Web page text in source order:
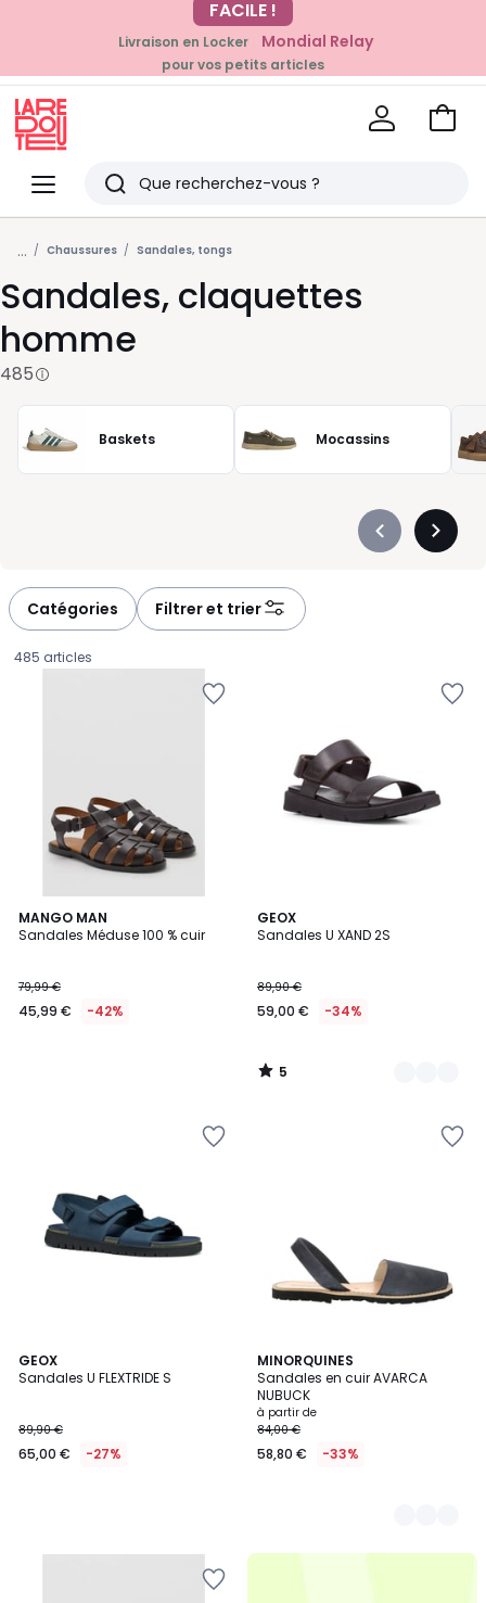
EN CE MOMENT
-20% dès 39€*
Livraison en Locker Mondial Relay
pour vos petits articles
Menu
Redoute
Rechercher
Derniers
articles
vus
Voir
... Chaussures Sandales, tongs
Sandales, claquettes
homme
485
Baskets Mocassins
Précédent
Catégories Filtrer et trier
485 articles
MANGO MAN
Sandales Méduse 100 % cuir
€
au
appliquée.
79,99 €
45,99 € -42%
GEOX
Sandales U XAND 2S
89,90 €
59,00 € -34%
5
/
2
Couleurs
5
/
GEOX
Sandales U FLEXTRIDE S
89,90 €
65,00 € -27%
MINORQUINES
Sandales en cuir AVARCA
NUBUCK
à partir de
84,00 €
58,80 € -33%
7
Couleurs